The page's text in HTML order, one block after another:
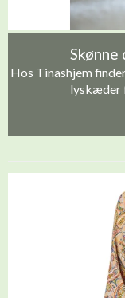
Hos Tinashjem
lyskæder